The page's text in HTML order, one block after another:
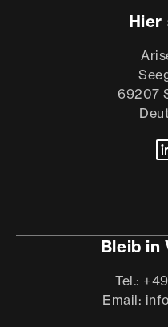
Hier
69207
Bleib in
Tel.:
Email: